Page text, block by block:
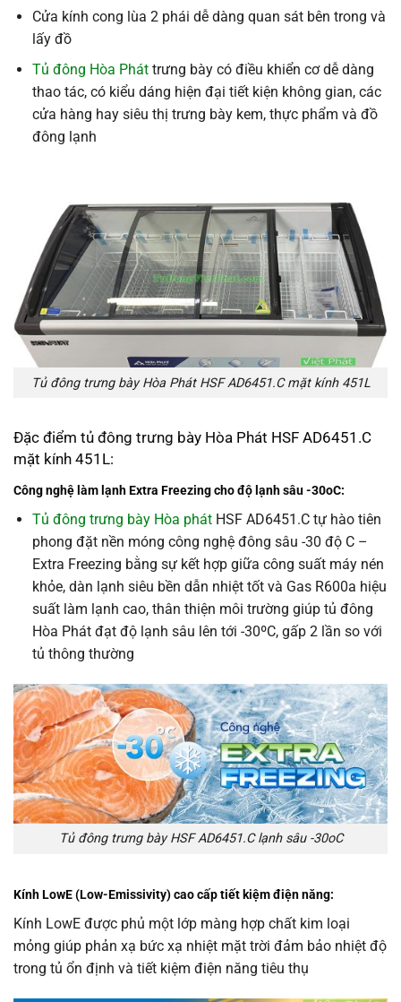
Cửa kính cong lùa 2 phái dễ dàng quan sát bên trong và
lấy đồ
Tủ đông Hòa Pháttrưng bày có điều khiển cơ dễ dàng
thao tác, có kiểu dáng hiện đại tiết kiện không gian, các
cửa hàng hay siêu thị trưng bày kem, thực phẩm và đồ
đông lạnh
Tủ đông trưng bày Hòa Phát HSF AD6451.C mặt kính 451L
Đặc điểm tủ đông trưng bày Hòa Phát HSF AD6451.C
mặt kính 451L:
Công nghệ làm lạnh Extra Freezing cho độ lạnh sâu -30oC:
Tủ đông trưng bày Hòa phátHSF AD6451.C tự hào tiên
phong đặt nền móng công nghệ đông sâu -30 độ C –
Extra Freezing bằng sự kết hợp giữa công suất máy nén
khỏe, dàn lạnh siêu bền dẫn nhiệt tốt và Gas R600a hiệu
suất làm lạnh cao, thân thiện môi trường giúp tủ đông
Hòa Phát đạt độ lạnh sâu lên tới -30ºC, gấp 2 lần so với
tủ thông thường
Tủ đông trưng bày HSF AD6451.C lạnh sâu -30oC
Kính LowE (Low-Emissivity) cao cấp tiết kiệm điện năng:
Kính LowE được phủ một lớp màng hợp chất kim loại
mỏng giúp phản xạ bức xạ nhiệt mặt trời đảm bảo nhiệt độ
trong tủ ổn định và tiết kiệm điện năng tiêu thụ